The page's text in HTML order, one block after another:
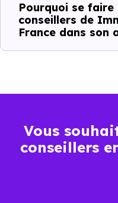
Comparer Vous
Décider Plus
Ce fonctionnement est
Pourquoi se
conseillers de
France dans son
Vous
conseillers